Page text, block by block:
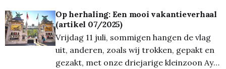
de buren die ze al jaren kennen. Toch
verandert er met
Op herhaling: Een mooi vakantieverhaal
(artikel 07/2025)
Vrijdag 11 juli, sommigen hangen de vlag
uit, anderen, zoals wij trokken, gepakt en
gezakt, met onze driejarige kleinzoon Aye